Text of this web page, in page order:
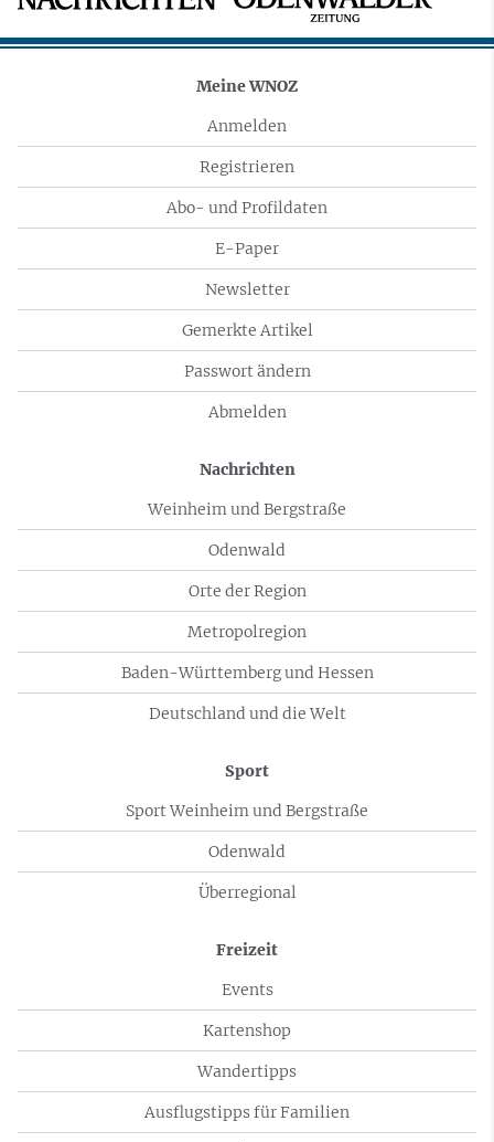
Meine WNOZ
Anmelden
Registrieren
Abo- und Profildaten
E-Paper
Newsletter
Gemerkte Artikel
Passwort ändern
Abmelden
Nachrichten
Weinheim und Bergstraße
Odenwald
Orte der Region
Metropolregion
Baden-Württemberg und Hessen
Deutschland und die Welt
Sport
Sport Weinheim und Bergstraße
Odenwald
Überregional
Freizeit
Events
Kartenshop
Wandertipps
Ausflugstipps für Familien